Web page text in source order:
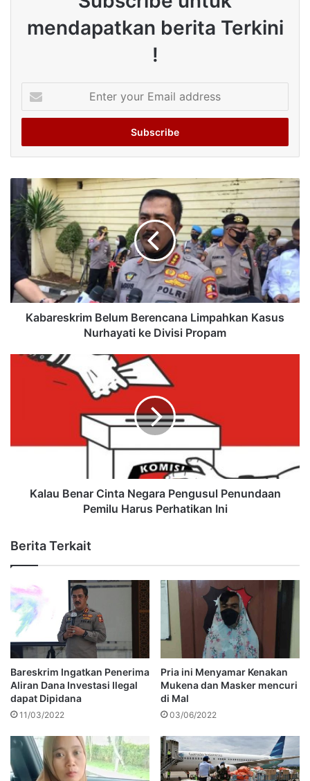
mendapatkan berita Terkini
!
your
Email
Kabareskrim Belum Berencana Limpahkan Kasus
Nurhayati ke Divisi Propam
Kalau Benar Cinta Negara Pengusul Penundaan
Pemilu Harus Perhatikan Ini
Berita Terkait
Bareskrim Ingatkan Penerima
Aliran Dana Investasi Ilegal
dapat Dipidana
11/03/2022
Pria ini Menyamar Kenakan
Mukena dan Masker mencuri
di Mal
03/06/2022